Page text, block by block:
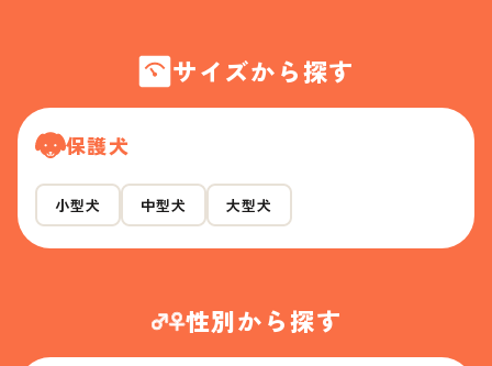
サイズから探す
保護犬
小型犬 中型犬 大型犬
性別から探す